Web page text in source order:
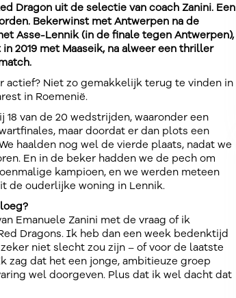
Dragon uit de selectie van coach Zanini. Een
Bekerwinst met Antwerpen na de
Asse-Lennik (in de finale tegen Antwerpen),
2019 met Maaseik, na alweer een thriller
actief? Niet zo gemakkelijk terug te vinden in
in Roemenië.
van de 20 wedstrijden, waaronder een
maar doordat er dan plots een
haalden nog wel de vierde plaats, nadat we
En in de beker hadden we de pech om
kampioen, en we werden meteen
de ouderlijke woning in Lennik.
Emanuele Zanini met de vraag of ik
Dragons. Ik heb dan een week bedenktijd
niet slecht zou zijn – of voor de laatste
zag dat het een jonge, ambitieuze groep
wel doorgeven. Plus dat ik wel dacht dat